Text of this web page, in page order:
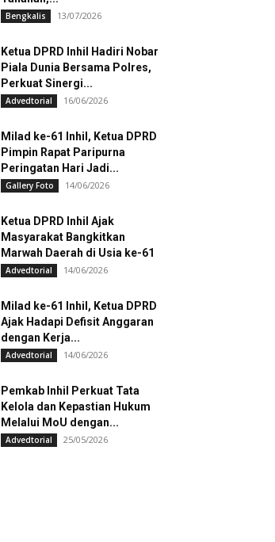
Bengkalis 13/07/2026
Ketua DPRD Inhil Hadiri Nobar
Piala Dunia Bersama Polres,
Perkuat Sinergi...
Advedtorial 16/06/2026
Milad ke-61 Inhil, Ketua DPRD
Pimpin Rapat Paripurna
Peringatan Hari Jadi...
Gallery Foto 14/06/2026
Ketua DPRD Inhil Ajak
Masyarakat Bangkitkan
Marwah Daerah di Usia ke-61
Advedtorial 14/06/2026
Milad ke-61 Inhil, Ketua DPRD
Ajak Hadapi Defisit Anggaran
dengan Kerja...
Advedtorial 14/06/2026
Pemkab Inhil Perkuat Tata
Kelola dan Kepastian Hukum
Melalui MoU dengan...
Advedtorial 25/05/2026